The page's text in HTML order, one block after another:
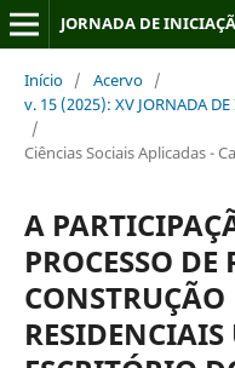
JORNADA DE
Início / Acervo /
v. 15 (2025): XV JORNADA
/
Ciências Sociais Aplicadas -
A
PROCESSO DE
CONSTRUÇÃO